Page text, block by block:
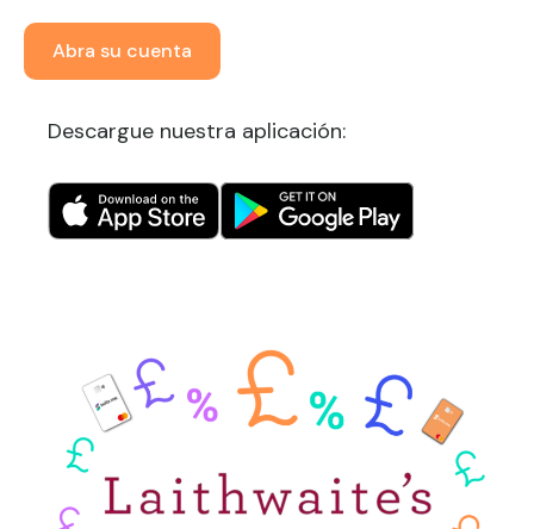
Abra su cuenta
Descargue nuestra aplicación: